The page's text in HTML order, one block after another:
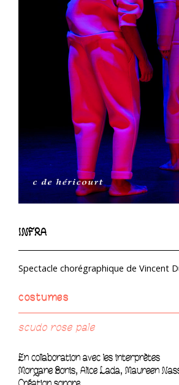
INFRA
Spectacle chorégraphique de Vincent
costumes
scudo rose pale
En collaboration avec les interprètes
Morgane Bonis, Alice Lada, Maureen